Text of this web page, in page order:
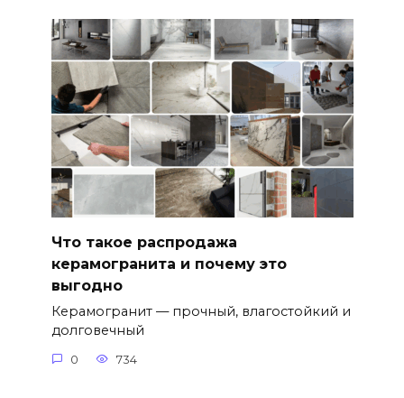
Что такое распродажа
керамогранита и почему это
выгодно
Керамогранит — прочный, влагостойкий и
долговечный
0 734